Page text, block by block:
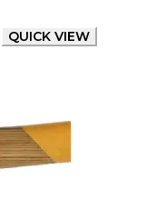
QUICK VIEW